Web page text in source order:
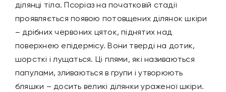
ділянці тіла. Псоріаз на початковій стадії
проявляється появою потовщених ділянок шкіри
– дрібних червоних цяток, піднятих над
поверхнею епідермісу. Вони тверді на дотик,
шорсткі і лущаться. Ці плями, які називаються
папулами, зливаються в групи і утворюють
бляшки – досить великі ділянки ураженої шкіри.